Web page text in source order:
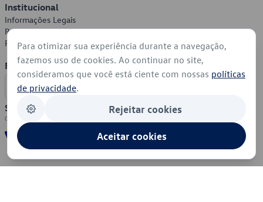
Institucional
Informações Legais
Política de Privacidade
Política de Cookies
Formas de Pagamento
Segurança
Para otimizar sua experiência durante a navegação,
fazemos uso de cookies. Ao continuar no site,
consideramos que você está ciente com nossas políticas
de privacidade.
Rejeitar cookies
Aceitar cookies